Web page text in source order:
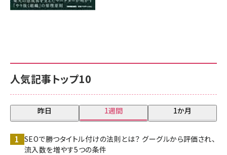
人気記事トップ10
昨日 1週間 1か月
SEOで勝つタイトル付けの法則とは？ グーグルから評価され、
流入数を増やす5つの条件